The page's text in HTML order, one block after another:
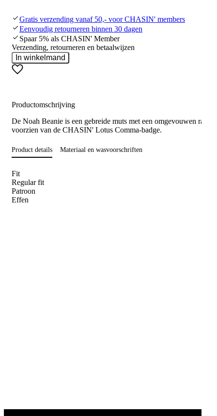
Gratis verzending vanaf 50,- voor CHASIN' members
Eenvoudig retourneren binnen 30 dagen
Spaar 5% als CHASIN' Member
Verzending, retourneren en betaalwijzen
In winkelmand
Productomschrijving
De Noah Beanie is een gebreide muts met een omgevouwen rand
voorzien van de CHASIN' Lotus Comma-badge.
Product details Materiaal en wasvoorschriften
Fit
Regular fit
Patroon
Effen